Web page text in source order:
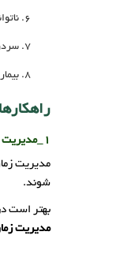
1_مدیریت زمان:
مدیریت
شوند.
بهتر است
مدیریت